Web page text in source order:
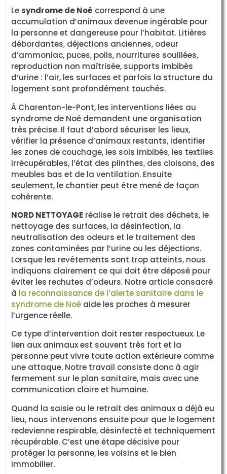
Le syndrome de Noé correspond à une
accumulation d’animaux devenue ingérable pour
la personne et dangereuse pour l’habitat. Litières
débordantes, déjections anciennes, odeur
d’ammoniac, puces, poils, nourritures souillées,
reproduction non maîtrisée, supports imbibés
d’urine : l’air, les surfaces et parfois la structure du
logement sont profondément touchés.
À Charenton-le-Pont, les interventions liées au
syndrome de Noé demandent une organisation
très précise. Il faut d’abord sécuriser les lieux,
vérifier la présence d’animaux restants, identifier
les zones de couchage, les sols imbibés, les textiles
irrécupérables, l’état des plinthes, des cloisons, des
meubles bas et de la ventilation. Ensuite
seulement, le chantier peut être mené de façon
cohérente.
NORD NETTOYAGE réalise le retrait des déchets, le
nettoyage des surfaces, la désinfection, la
neutralisation des odeurs et le traitement des
zones contaminées par l’urine ou les déjections.
Lorsque les revêtements sont trop atteints, nous
indiquons clairement ce qui doit être déposé pour
éviter les rechutes d’odeurs. Notre article consacré
à la reconnaissance de l’alerte sanitaire dans le
syndrome de Noé aide les proches à mesurer
l’urgence réelle.
Ce type d’intervention doit rester respectueux. Le
lien aux animaux est souvent très fort et la
personne peut vivre toute action extérieure comme
une attaque. Notre travail consiste donc à agir
fermement sur le plan sanitaire, mais avec une
communication claire et humaine.
Quand la saisie ou le retrait des animaux a déjà eu
lieu, nous intervenons ensuite pour que le logement
redevienne respirable, désinfecté et techniquement
récupérable. C’est une étape décisive pour
protéger la personne, les voisins et le bien
immobilier.